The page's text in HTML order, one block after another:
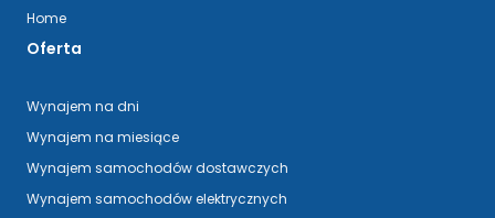
Home
Oferta
Wynajem na dni
Wynajem na miesiące
Wynajem samochodów dostawczych
Wynajem samochodów elektrycznych